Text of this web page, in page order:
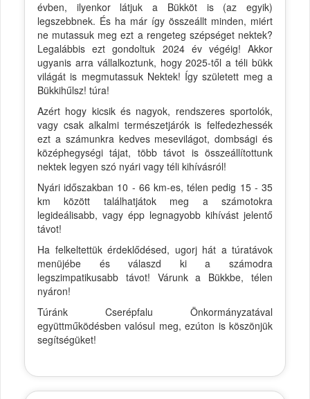
évben, ilyenkor látjuk a Bükköt is (az egyik)
legszebbnek. És ha már így összeállt minden, miért
ne mutassuk meg ezt a rengeteg szépséget nektek?
Legalábbis ezt gondoltuk 2024 év végéig! Akkor
ugyanis arra vállalkoztunk, hogy 2025-től a téli bükk
világát is megmutassuk Nektek! Így született meg a
Bükkihűlsz! túra!
Azért hogy kicsik és nagyok, rendszeres sportolók,
vagy csak alkalmi természetjárók is felfedezhessék
ezt a számunkra kedves mesevilágot, dombsági és
középhegységi tájat, több távot is összeállítottunk
nektek legyen szó nyári vagy téli kihívásról!
Nyári időszakban 10 - 66 km-es, télen pedig 15 - 35
km között találhatjátok meg a számotokra
legideálisabb, vagy épp legnagyobb kihívást jelentő
távot!
Ha felkeltettük érdeklődésed, ugorj hát a túratávok
menüjébe és válaszd ki a számodra
legszimpatikusabb távot! Várunk a Bükkbe, télen
nyáron!
Túránk Cserépfalu Önkormányzatával
együttműködésben valósul meg, ezúton is köszönjük
segítségüket!